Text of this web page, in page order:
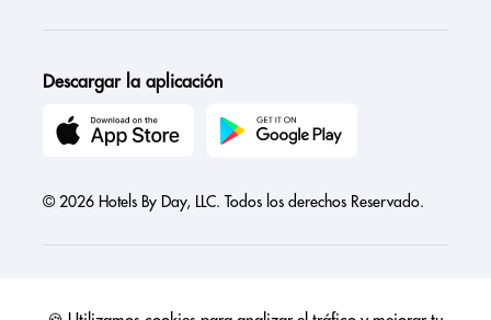
Descargar la aplicación
© 2026 Hotels By Day, LLC. Todos los derechos Reservado.